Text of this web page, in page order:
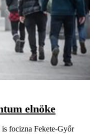
elnöke
focizna Fekete-Győr